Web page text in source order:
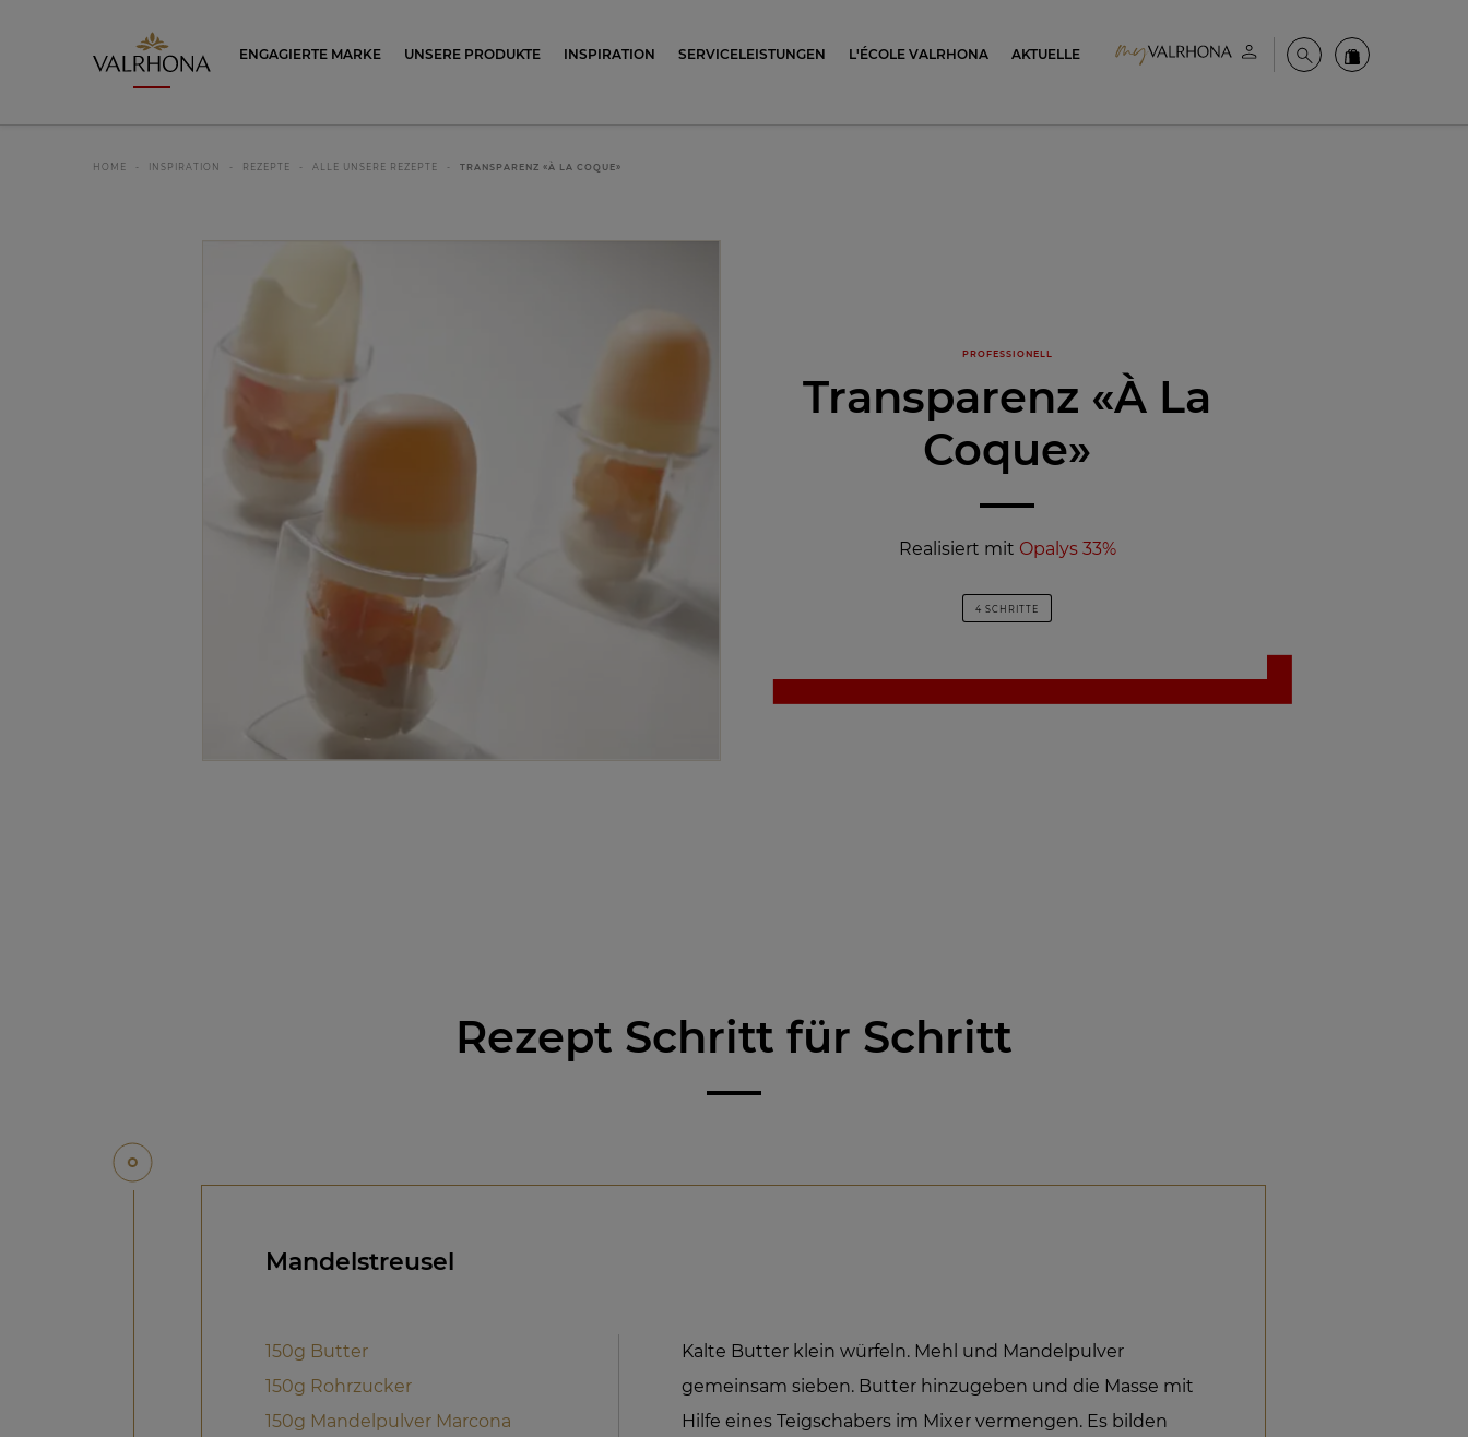
Valrhona - Imaginons le meilleur du chocolat
Mein konto SucheValrhona
ENGAGIERTE MARKE UNSERE PRODUKTE INSPIRATION SERVICELEISTUNGEN L'ÉCOLE VALRHONA AKTUELLE
HOME INSPIRATION REZEPTE ALLE UNSERE REZEPTE TRANSPARENZ «À LA COQUE»
PROFESSIONELL
Transparenz «À La
Coque»
Realisiert mit Opalys 33%
4 SCHRITTE
Rezept Schritt für Schritt
Mandelstreusel
150g Butter
150g Rohrzucker
150g Mandelpulver Marcona
Kalte Butter klein würfeln. Mehl und Mandelpulver
gemeinsam sieben. Butter hinzugeben und die Masse mit
Hilfe eines Teigschabers im Mixer vermengen. Es bilden